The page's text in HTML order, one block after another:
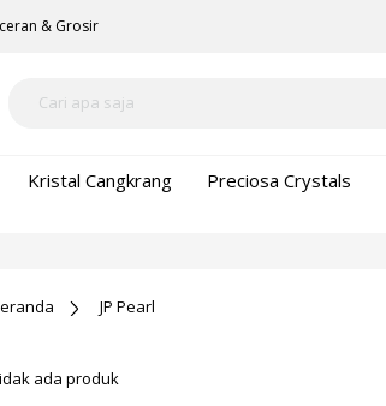
& Grosir
Kristal Cangkrang Preciosa Crystals
JP Pearl
ada produk